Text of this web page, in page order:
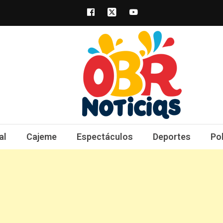
obrnoticias.com
obr noticias noticias, entretenimiento y
Cajeme Espectáculos Deportes